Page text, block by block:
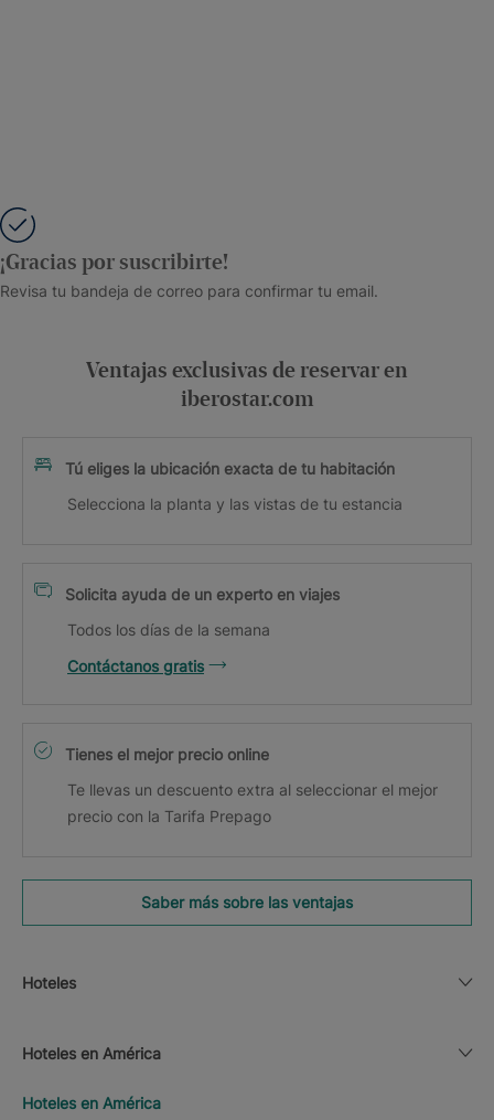
¡Gracias por suscribirte!
Revisa tu bandeja de correo para confirmar tu email.
Ventajas exclusivas de reservar en
iberostar.com
Tú eliges la ubicación exacta de tu habitación
Selecciona la planta y las vistas de tu estancia
Solicita ayuda de un experto en viajes
Todos los días de la semana
Contáctanos gratis
Tienes el mejor precio online
Te llevas un descuento extra al seleccionar el mejor
precio con la Tarifa Prepago
Saber más sobre las ventajas
Hoteles
Hoteles en América
Hoteles en América